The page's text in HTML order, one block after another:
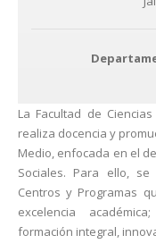
La Facultad de
realiza docencia y
Medio, enfocada en el
Sociales. Para ello, se
Centros y Programas
excelencia
formación integral,